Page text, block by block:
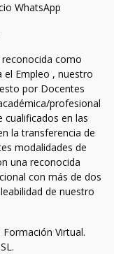
WhatsApp
como
el Empleo , nuestro
por Docentes
profesional
cualificados en las
la transferencia de
modalidades de
una reconocida
con más de dos
de nuestro
Virtual.